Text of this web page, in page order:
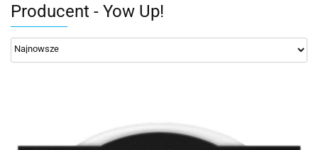
Producent - Yow Up!